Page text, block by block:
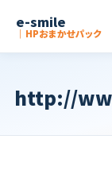
e-smile
｜HPおまかせパック
http://